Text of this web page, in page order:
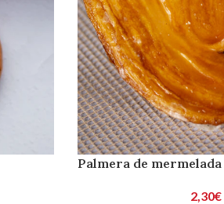
Palmera de mermelada
2,30€